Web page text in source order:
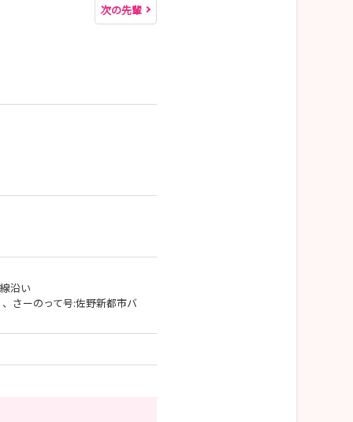
次の先輩
沿い
さーのって号:佐野新都市バ